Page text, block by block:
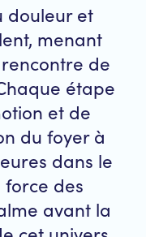
douleur et
menant
de
étape
et de
du foyer à
dans le
des
avant la